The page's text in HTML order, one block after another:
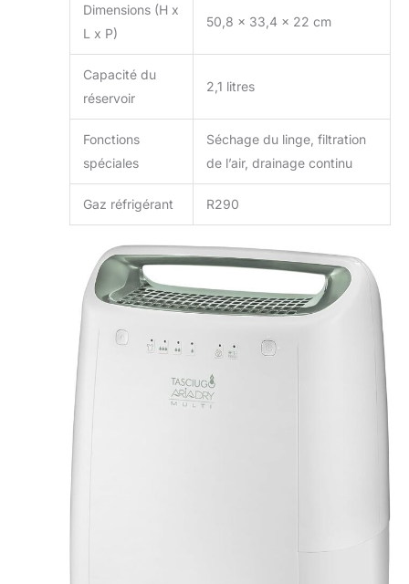
Dimensions (H x
L x P)
50,8 x 33,4 x 22 cm
Capacité du
réservoir
2,1 litres
Fonctions
spéciales
Séchage du linge, filtration
de l’air, drainage continu
Gaz réfrigérant R290